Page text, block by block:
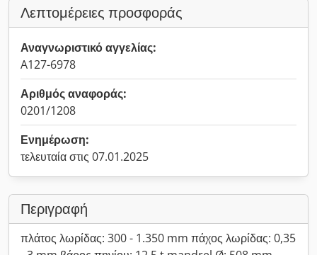
Λεπτομέρειες προσφοράς
Αναγνωριστικό αγγελίας:
A127-6978
Αριθμός αναφοράς:
0201/1208
Ενημέρωση:
τελευταία στις 07.01.2025
Περιγραφή
πλάτος λωρίδας: 300 - 1.350 mm πάχος λωρίδας: 0,35